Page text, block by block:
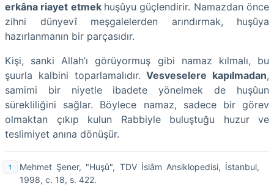
erkâna riayet etmek huşûyu güçlendirir. Namazdan önce
zihni dünyevî meşgalelerden arındırmak, huşûya
hazırlanmanın bir parçasıdır.
Kişi, sanki Allah’ı görüyormuş gibi namaz kılmalı, bu
şuurla kalbini toparlamalıdır.Vesveselere kapılmadan,
samimi bir niyetle ibadete yönelmek de huşûun
sürekliliğini sağlar. Böylece namaz, sadece bir görev
olmaktan çıkıp kulun Rabbiyle buluştuğu huzur ve
teslimiyet anına dönüşür.
Mehmet Şener, "Huşû", TDV İslâm Ansiklopedisi, İstanbul,
1998, c. 18, s. 422.